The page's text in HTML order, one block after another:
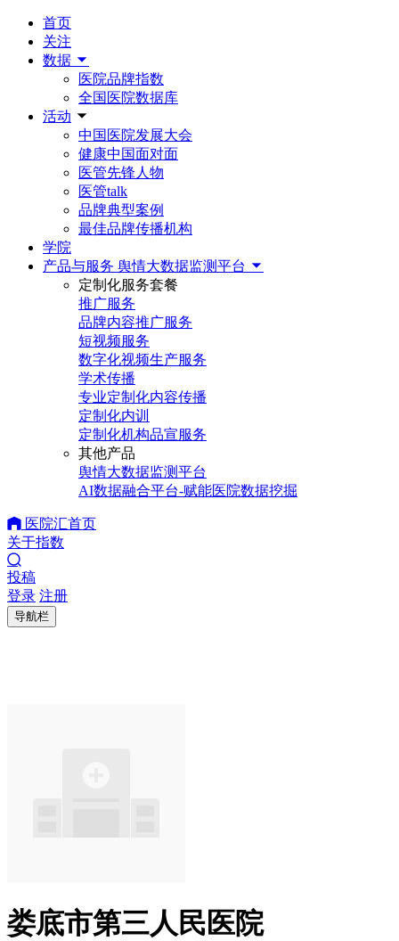
首页
关注
数据
医院品牌指数
全国医院数据库
活动
中国医院发展大会
健康中国面对面
医管先锋人物
医管talk
品牌典型案例
最佳品牌传播机构
学院
产品与服务 舆情大数据监测平台
定制化服务套餐
推广服务
品牌内容推广服务
短视频服务
数字化视频生产服务
学术传播
专业定制化内容传播
定制化内训
定制化机构品宣服务
其他产品
舆情大数据监测平台
AI数据融合平台-赋能医院数据挖掘
医院汇首页
关于指数
投稿
登录 注册
导航栏
娄底市第三人民医院